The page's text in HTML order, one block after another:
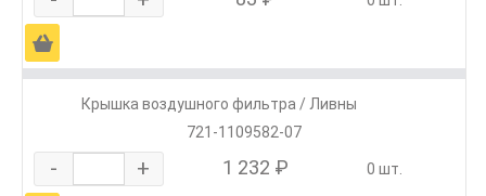
Ä
Крышка воздушного фильтра / Ливны
721-1109582-07
- + 1 232 ₽ 0 шт.